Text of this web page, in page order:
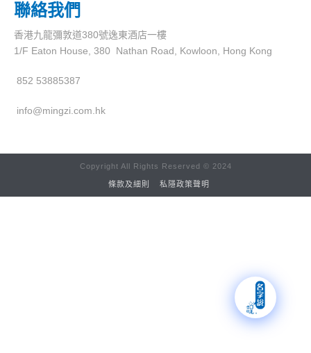
聯絡我們
香港九龍彌敦道380號逸東酒店一樓
1/F Eaton House, 380 Nathan Road, Kowloon, Hong Kong
852 53885387
info@mingzi.com.hk
Copyright All Rights Reserved © 2024
條款及細則 私隱政策聲明